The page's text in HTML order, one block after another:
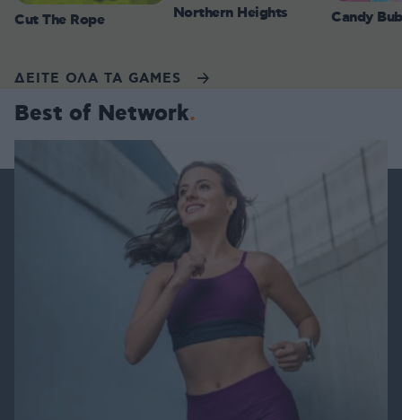
Cut The Rope Northern Heights Candy
ΔΕΙΤΕ ΟΛΑ ΤΑ GAMES
Best of Network